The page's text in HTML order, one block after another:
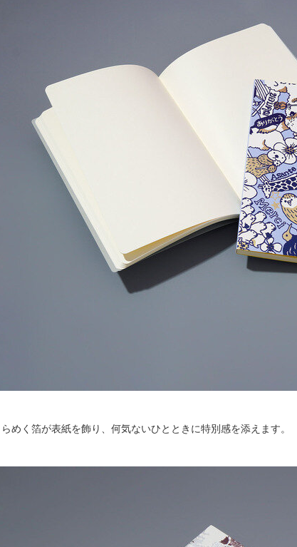
らめく箔が表紙を飾り、何気ないひとときに特別感を添えます。